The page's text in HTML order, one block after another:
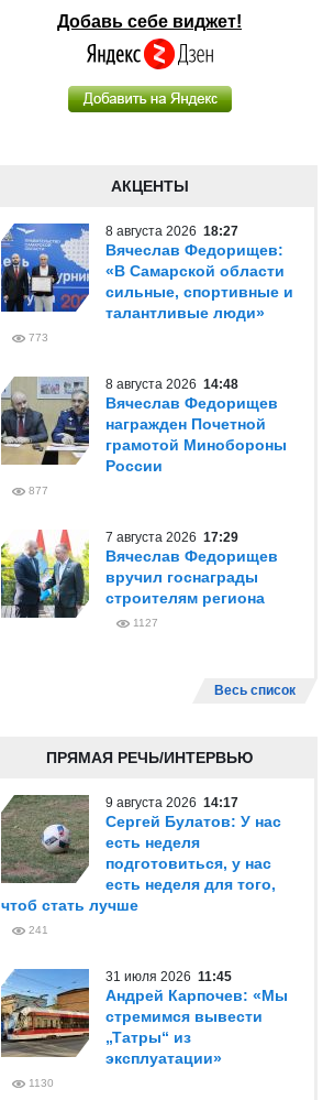
Добавь себе виджет!
АКЦЕНТЫ
8 августа 2026 18:27
Вячеслав Федорищев:
«В Самарской области
сильные, спортивные и
талантливые люди»
773
8 августа 2026 14:48
Вячеслав Федорищев
награжден Почетной
грамотой Минобороны
России
877
7 августа 2026 17:29
Вячеслав Федорищев
вручил госнаграды
строителям региона
1127
Весь список
ПРЯМАЯ РЕЧЬ/ИНТЕРВЬЮ
9 августа 2026 14:17
Сергей Булатов: У нас
есть неделя
подготовиться, у нас
есть неделя для того,
чтоб стать лучше
241
31 июля 2026 11:45
Андрей Карпочев: «Мы
стремимся вывести
„Татры“ из
эксплуатации»
1130